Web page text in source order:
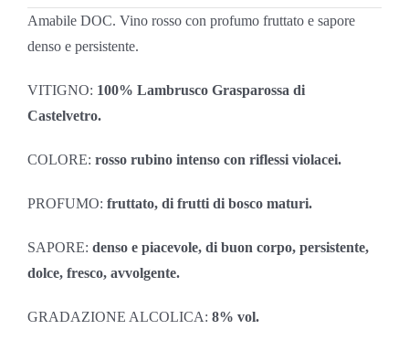
Amabile DOC. Vino rosso con profumo fruttato e sapore
denso e persistente.
VITIGNO: 100% Lambrusco Grasparossa di
Castelvetro.
COLORE: rosso rubino intenso con riflessi violacei.
PROFUMO: fruttato, di frutti di bosco maturi.
SAPORE: denso e piacevole, di buon corpo, persistente,
dolce, fresco, avvolgente.
GRADAZIONE ALCOLICA: 8% vol.